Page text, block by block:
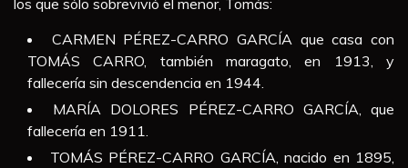
los que sólo sobrevivió el menor, Tomás:
CARMEN PÉREZ-CARRO GARCÍA que casa con
TOMÁS CARRO, también maragato, en 1913, y
fallecería sin descendencia en 1944.
MARÍA DOLORES PÉREZ-CARRO GARCÍA, que
fallecería en 1911.
TOMÁS PÉREZ-CARRO GARCÍA, nacido en 1895,